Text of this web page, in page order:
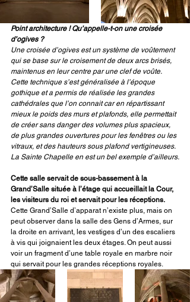
Point architecture ! Qu’appelle-t-on une croisée
d’ogives ?
Une croisée d’ogives est un système de voûtement
qui se base sur le croisement de deux arcs brisés,
maintenus en leur centre par une clef de voûte.
Cette technique s’est généralisée à l’époque
gothique et a permis de réalisée les grandes
cathédrales que l’on connait car en répartissant
mieux le poids des murs et plafonds, elle permettait
de créer sans danger des volumes plus spacieux,
de plus grandes ouvertures pour les fenêtres ou les
vitraux, et des hauteurs sous plafond vertigineuses.
La Sainte Chapelle en est un bel exemple d’ailleurs.
Cette salle servait de sous-bassement à la
Grand’Salle située à l’étage qui accueillait la Cour,
les visiteurs du roi et servait pour les réceptions.
Cette Grand’Salle d’apparat n’existe plus, mais on
peut observer dans la salle des Gens d’Armes, sur
la droite en arrivant, les vestiges d’un des escaliers
à vis qui joignaient les deux étages. On peut aussi
voir un fragment d’une table royale en marbre noir
qui servait pour les grandes réceptions royales.